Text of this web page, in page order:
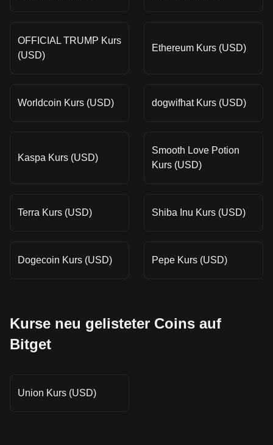
OFFICIAL TRUMP Kurs
(USD)
Ethereum Kurs (USD)
Worldcoin Kurs (USD) dogwifhat Kurs (USD)
Kaspa Kurs (USD)
Smooth Love Potion
Kurs (USD)
Terra Kurs (USD) Shiba Inu Kurs (USD)
Dogecoin Kurs (USD) Pepe Kurs (USD)
Kurse neu gelisteter Coins auf
Bitget
Union Kurs (USD)